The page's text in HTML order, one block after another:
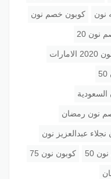
نون كوبون خصم نون
20
نون رمضان
نجلاء عبدالعزيز نون
50 كوبون نون 75